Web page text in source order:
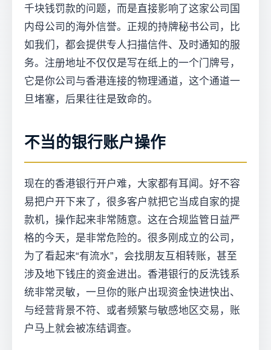
千块钱罚款的问题，而是直接影响了这家公司国
内母公司的海外信誉。正规的持牌秘书公司，比
如我们，都会提供专人扫描信件、及时通知的服
务。注册地址不仅仅是写在纸上的一个门牌号，
它是你公司与香港连接的物理通道，这个通道一
旦堵塞，后果往往是致命的。
不当的银行账户操作
现在的香港银行开户难，大家都有耳闻。好不容
易把户开下来了，很多客户就把它当成自家的提
款机，操作起来非常随意。这在合规监管日益严
格的今天，是非常危险的。很多刚成立的公司，
为了看起来“有流水”，会找朋友互相转账，甚至
涉及地下钱庄的资金进出。香港银行的反洗钱系
统非常灵敏，一旦你的账户出现资金快进快出、
与经营背景不符、或者频繁与敏感地区交易，账
户马上就会被冻结调查。